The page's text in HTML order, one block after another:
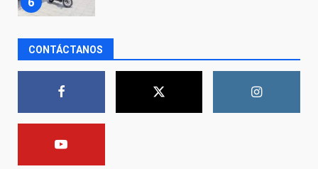
7
8 de agosto de 2026
CONTÁCTANOS